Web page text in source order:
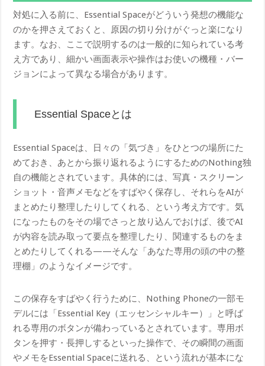
対処に入る前に、Essential Spaceがどういう発想の機能な
のかを押さえておくと、原因の切り分けがぐっと楽になり
ます。なお、ここで説明するのは一般的に知られている考
え方であり、細かい画面表示や操作はお使いの機種・バー
ジョンによって異なる場合があります。
Essential Spaceとは
Essential Spaceは、日々の「気づき」をひとつの場所にた
めておき、あとから振り返れるようにするためのNothing独
自の機能とされています。具体的には、写真・スクリーン
ショット・音声メモなどをすばやく保存し、それらをAIが
まとめたり整理したりしてくれる、という考え方です。気
になったものをその場でさっと放り込んでおけば、後でAI
が内容を読み取って要点を整理したり、関連するものをま
とめたりしてくれる——そんな「あなた専用の頭の中の整
理棚」のようなイメージです。
この保存をすばやく行うために、Nothing Phoneの一部モ
デルには「Essential Key（エッセンシャルキー）」と呼ば
れる専用のボタンが備わっているとされています。専用ボ
タンを押す・長押しするといった操作で、その瞬間の画面
やメモをEssential Spaceに送れる、という流れが基本にな